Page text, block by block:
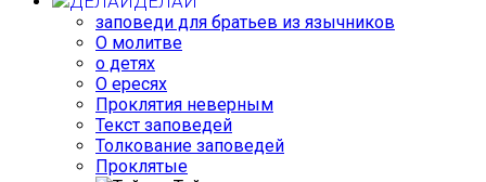
заповеди для братьев из язычников
О молитве
о детях
О ересях
Проклятия неверным
Текст заповедей
Толкование заповедей
Проклятые